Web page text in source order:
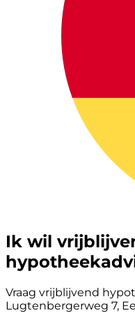
Ik wil
Vraag vrijblijvend
Lugtenbergerweg 7,